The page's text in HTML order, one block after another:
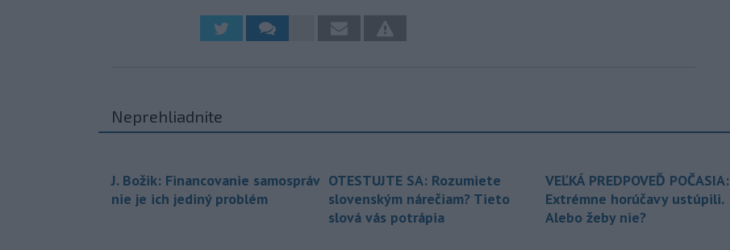
Neprehliadnite
J. Božik: Financovanie samospráv
nie je ich jediný problém
OTESTUJTE SA: Rozumiete
slovenským nárečiam? Tieto
slová vás potrápia
VEĽKÁ PREDPOVEĎ POČASIA:
Extrémne horúčavy ustúpili.
Alebo žeby nie?